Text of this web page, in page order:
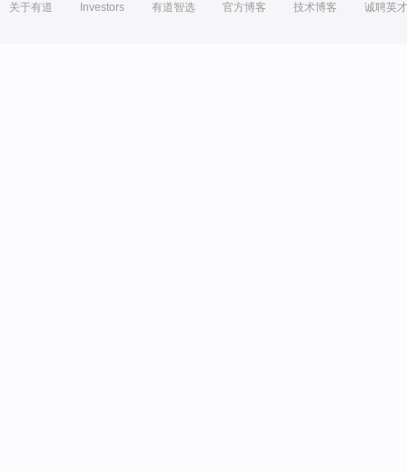
关于有道 Investors 有道智选 官方博客 技术博客 诚聘英才